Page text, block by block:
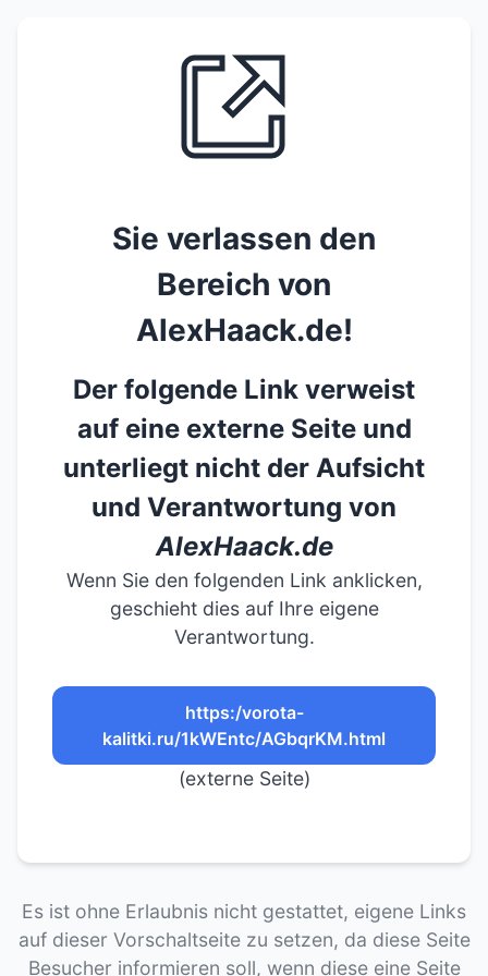
Sie verlassen den
Bereich von
AlexHaack.de!
Der folgende Link verweist
auf eine externe Seite und
unterliegt nicht der Aufsicht
und Verantwortung von
AlexHaack.de
Wenn Sie den folgenden Link anklicken,
geschieht dies auf Ihre eigene
Verantwortung.
https:/vorota-
kalitki.ru/1kWEntc/AGbqrKM.html
(externe Seite)
Es ist ohne Erlaubnis nicht gestattet, eigene Links
auf dieser Vorschaltseite zu setzen, da diese Seite
Besucher informieren soll, wenn diese eine Seite